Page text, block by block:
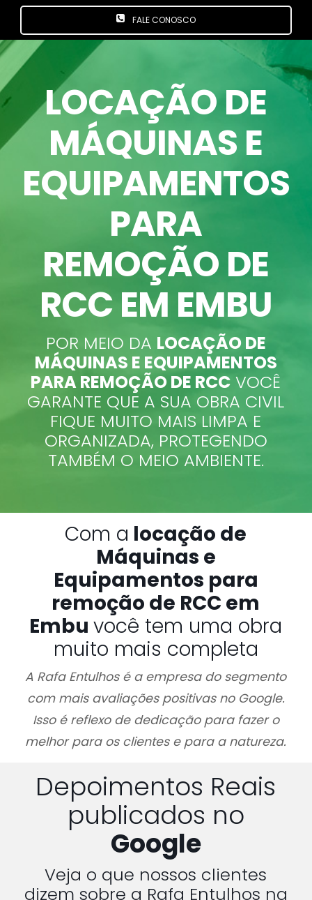
FALE CONOSCO
LOCAÇÃO DE
MÁQUINAS E
EQUIPAMENTOS
PARA
REMOÇÃO DE
RCC EM EMBU
POR MEIO DA LOCAÇÃO DE
MÁQUINAS E EQUIPAMENTOS
PARA REMOÇÃO DE RCC VOCÊ
GARANTE QUE A SUA OBRA CIVIL
FIQUE MUITO MAIS LIMPA E
ORGANIZADA, PROTEGENDO
TAMBÉM O MEIO AMBIENTE.
Com a locação de
Máquinas e
Equipamentos para
remoção de RCC em
Embuvocê tem uma obra
muito mais completa
A Rafa Entulhos é a empresa do segmento
com mais avaliações positivas no Google.
Isso é reflexo de dedicação para fazer o
melhor para os clientes e para a natureza.
Depoimentos Reais
publicados no
Google
Veja o que nossos clientes
dizem sobre a Rafa Entulhos na